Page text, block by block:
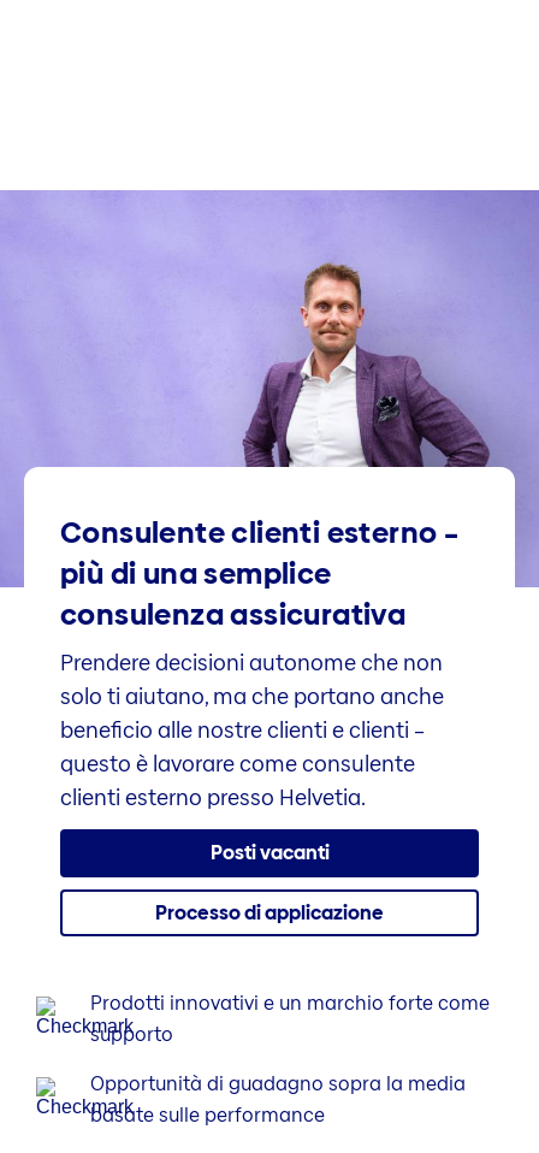
Consulente clienti esterno –
più di una semplice
consulenza assicurativa
Prendere decisioni autonome che non
solo ti aiutano, ma che portano anche
beneficio alle nostre clienti e clienti –
questo è lavorare come consulente
clienti esterno presso Helvetia.
Posti vacanti
Processo di applicazione
Prodotti innovativi e un marchio forte come
supporto
Opportunità di guadagno sopra la media
basate sulle performance